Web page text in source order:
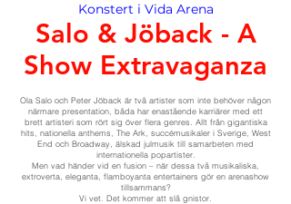
Konstert i Vida Arena
Salo & Jöback - A
Show Extravaganza
Ola Salo och Peter Jöback är två artister som inte behöver någon
närmare presentation, båda har enastående karriärer med ett
brett artisteri som rört sig över flera genres. Allt från gigantiska
hits, nationella anthems, The Ark, succémusikaler i Sverige, West
End och Broadway, älskad julmusik till samarbeten med
internationella popartister.
Men vad händer vid en fusion – när dessa två musikaliska,
extroverta, eleganta, flamboyanta entertainers gör en arenashow
tillsammans?
Vi vet. Det kommer att slå gnistor.